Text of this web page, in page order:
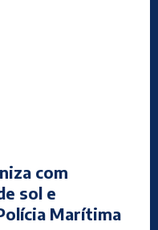
com
sol e
Marítima